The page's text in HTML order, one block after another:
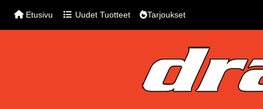
Etusivu Uudet Tuotteet Tarjoukset